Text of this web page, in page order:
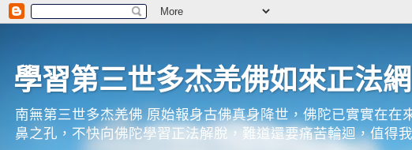
學習第三世多杰羌佛如來正法網
南無第三世多杰羌佛 原始報身古佛真身降世，佛陀已實實在
鼻之孔，不快向佛陀學習正法解脫，難道還要痛苦輪迴，值得